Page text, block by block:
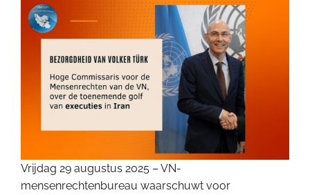
Vrijdag 29 augustus 2025 – VN-
mensenrechtenbureau waarschuwt voor